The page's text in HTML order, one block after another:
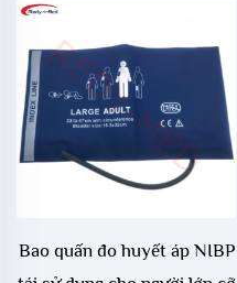
độ bão hòa oxy máu và chỉ
số tưới máu, thiết bị theo
dõi độ bão hòa oxy máu di
động, đo nhịp tim và độ bão
hòa oxy máu.
Bao quấn đo huyết áp NIBP